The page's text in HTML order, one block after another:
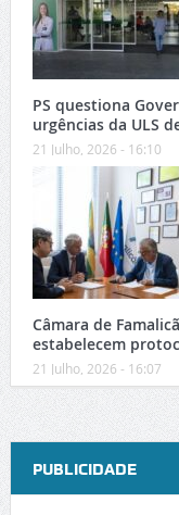
PS questiona
urgências da ULS
21 Julho, 2026 - 16:10
Câmara de
estabelecem
21 Julho, 2026 - 16:07
PUBLICIDADE